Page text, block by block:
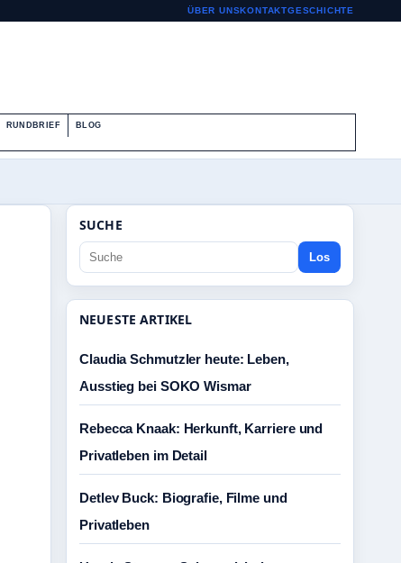
ÜBER UNSKONTAKTGESCHICHTE
RUNDBRIEF BLOG
SUCHE
Los
NEUESTE ARTIKEL
Claudia Schmutzler heute: Leben,
Ausstieg bei SOKO Wismar
Rebecca Knaak: Herkunft, Karriere und
Privatleben im Detail
Detlev Buck: Biografie, Filme und
Privatleben